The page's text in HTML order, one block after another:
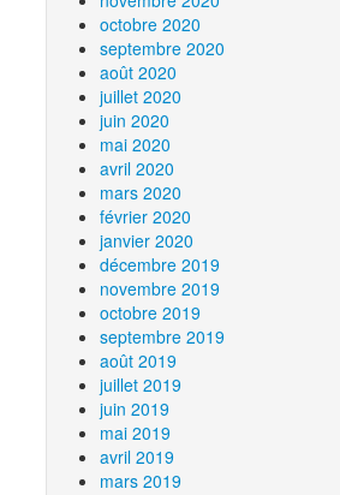
octobre 2020
septembre 2020
août 2020
juillet 2020
juin 2020
mai 2020
avril 2020
mars 2020
février 2020
janvier 2020
décembre 2019
novembre 2019
octobre 2019
septembre 2019
août 2019
juillet 2019
juin 2019
mai 2019
avril 2019
mars 2019